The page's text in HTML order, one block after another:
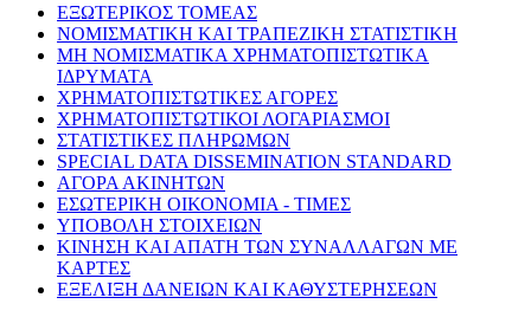
ΕΞΩΤΕΡΙΚΟΣ ΤΟΜΕΑΣ
ΝΟΜΙΣΜΑΤΙΚΗ ΚΑΙ ΤΡΑΠΕΖΙΚΗ ΣΤΑΤΙΣΤΙΚΗ
ΜΗ ΝΟΜΙΣΜΑΤΙΚΑ ΧΡΗΜΑΤΟΠΙΣΤΩΤΙΚΑ
ΙΔΡΥΜΑΤΑ
ΧΡΗΜΑΤΟΠΙΣΤΩΤΙΚΕΣ ΑΓΟΡΕΣ
ΧΡΗΜΑΤΟΠΙΣΤΩΤΙΚΟΙ ΛΟΓΑΡΙΑΣΜΟΙ
ΣΤΑΤΙΣΤΙΚΕΣ ΠΛΗΡΩΜΩΝ
SPECIAL DATA DISSEMINATION STANDARD
ΑΓΟΡΑ ΑΚΙΝΗΤΩΝ
ΕΣΩΤΕΡΙΚΗ ΟΙΚΟΝΟΜΙΑ - ΤΙΜΕΣ
ΥΠΟΒΟΛΗ ΣΤΟΙΧΕΙΩΝ
ΚΙΝΗΣΗ ΚΑΙ ΑΠΑΤΗ ΤΩΝ ΣΥΝΑΛΛΑΓΩΝ ΜΕ
ΚΑΡΤΕΣ
ΕΞΕΛΙΞΗ ΔΑΝΕΙΩΝ ΚΑΙ ΚΑΘΥΣΤΕΡΗΣΕΩΝ